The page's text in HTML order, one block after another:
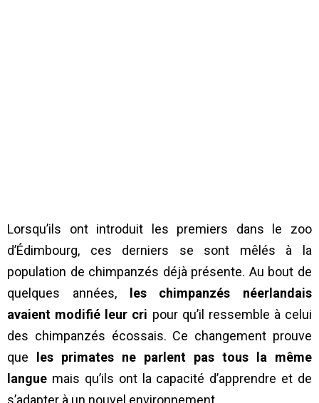
Lorsqu’ils ont introduit les premiers dans le zoo
d’Édimbourg, ces derniers se sont mêlés à la
population de chimpanzés déjà présente. Au bout de
quelques années,
les chimpanzés néerlandais
avaient modifié leur cri pour qu’il ressemble à celui
des chimpanzés écossais. Ce changement prouve
que
les primates ne parlent pas tous la même
langue mais qu’ils ont la capacité d’apprendre et de
s’adapter à un nouvel environnement.